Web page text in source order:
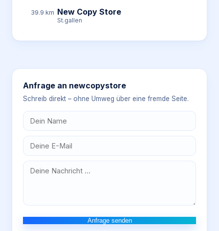
39.9 km New Copy Store
St.gallen
Anfrage an newcopystore
Schreib direkt – ohne Umweg über eine fremde Seite.
Anfrage senden